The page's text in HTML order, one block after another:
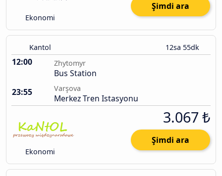
Ekonomi
Şimdi ara
Kantol 12sa 55dk
12:00 Zhytomyr
Bus Station
23:55
Varşova
Merkez Tren Istasyonu
Ekonomi
3.067 ₺
Şimdi ara